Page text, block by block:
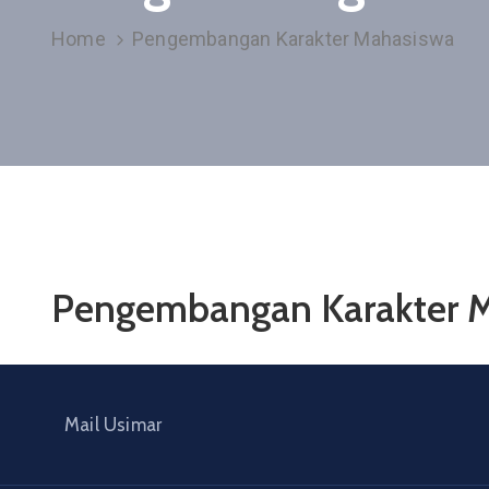
Home Pengembangan Karakter Mahasiswa
Pengembangan Karakter
Mail Usimar